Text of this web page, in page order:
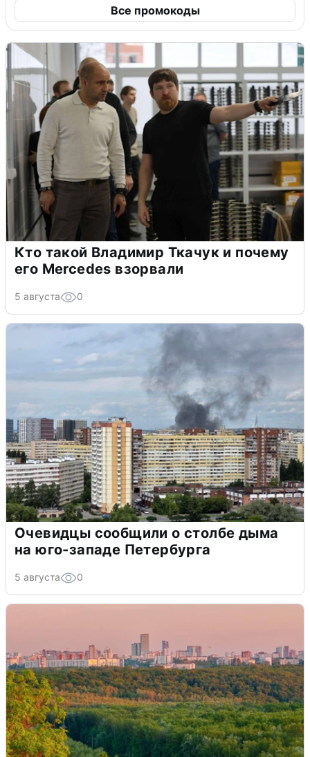
Все промокоды
Кто такой Владимир Ткачук и почему
его Mercedes взорвали
5 августа 0
Очевидцы сообщили о столбе дыма
на юго-западе Петербурга
5 августа 0